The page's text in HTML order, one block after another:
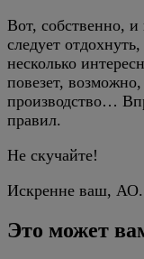
Вот, собственно,
следует
несколько
повезет,
производство…
правил.
Не скучайте!
Искренне ваш, АО.
Это может